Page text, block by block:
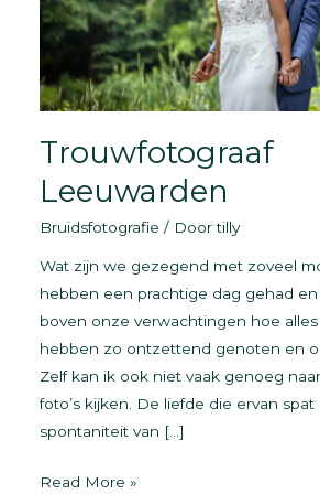
Trouwfotograaf
Leeuwarden
Bruidsfotografie / Doortilly
Wat zijn we gezegend met zoveel
hebben een prachtige dag gehad
boven onze verwachtingen hoe
hebben zo ontzettend genoten en
Zelf kan ik ook niet vaak genoeg
foto’s kijken. De liefde die ervan
spontaniteit van […]
Trouwfotograaf
Read More »